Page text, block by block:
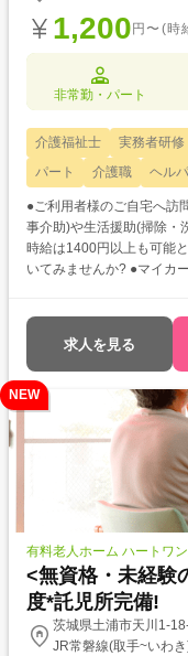
1,200 円〜(時
非常勤・パート
介護福祉士 実務者研修
パート
介護職 ヘル
●ご利用者様のご自宅へ訪
事介助)や生活援助(掃除・
時給は1400円以上も可能
いてみませんか? ●マイカ
求人を見る
NEW
有料老人ホーム ハートワ
<無資格・未経験
度*託児所完備!
茨城県土浦市天川1-
JR常磐線(取手~いわ